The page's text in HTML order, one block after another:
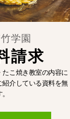
会
日テレ「有吉
NHKテレビ
レビ、ラジ
次へ
学園
請求
たこ焼き教室の内容に
紹介している資料を無